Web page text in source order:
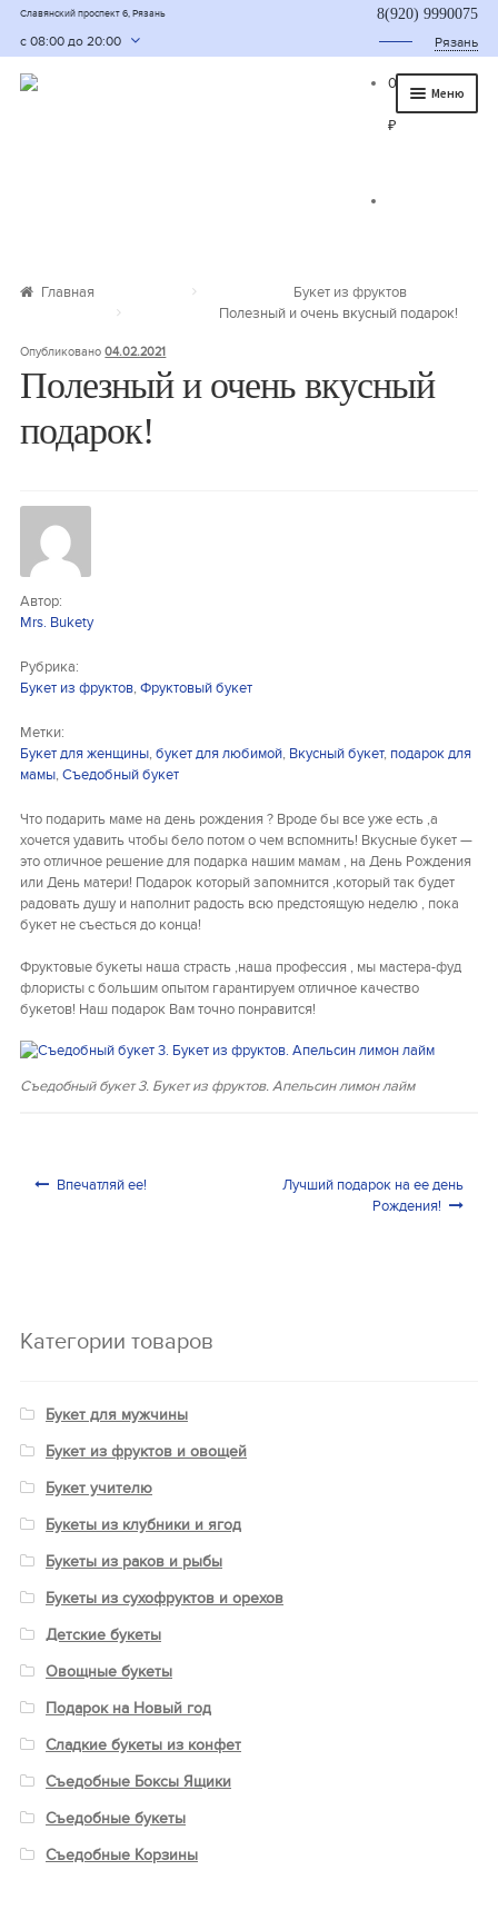
Славянский проспект 6, Рязань
с 08:00 до 20:00
8(920) 9990075
Рязань
Меню
Букет из фруктов и овощей
Сладкие букеты из конфет
Букеты из клубники и ягод
Овощные букеты
Детские букеты
Съедобные Корзины
Съедобные Боксы Ящики
Доставка
Фото работ
Контакты
0
₽
Главная
Букет из фруктов
Полезный и очень вкусный подарок!
Опубликовано04.02.2021
Полезный и очень вкусный
подарок!
Автор:
Mrs. Bukety
Рубрика:
Букет из фруктов,Фруктовый букет
Метки:
Букет для женщины,букет для любимой, Вкусный букет, подарок для
мамы,Съедобный букет
Что подарить маме на день рождения ? Вроде бы все уже есть ,а
хочется удавить чтобы бело потом о чем вспомнить! Вкусные букет —
это отличное решение для подарка нашим мамам , на День Рождения
или День матери! Подарок который запомнится ,который так будет
радовать душу и наполнит радость всю предстоящую неделю , пока
букет не съесться до конца!
Фруктовые букеты наша страсть ,наша профессия , мы мастера-фуд
флористы с большим опытом гарантируем отличное качество
букетов! Наш подарок Вам точно понравится!
Съедобный букет 3. Букет из фруктов. Апельсин лимон лайм
Навигация по записям
Впечатляй ее!
Лучший подарок на ее день
Рождения!
Категории товаров
Букет для мужчины
Букет из фруктов и овощей
Букет учителю
Букеты из клубники и ягод
Букеты из раков и рыбы
Букеты из сухофруктов и орехов
Детские букеты
Овощные букеты
Подарок на Новый год
Сладкие букеты из конфет
Съедобные Боксы Ящики
Съедобные букеты
Съедобные Корзины